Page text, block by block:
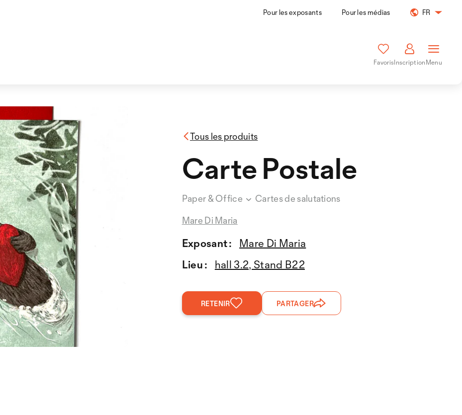
Pour les exposants Pour les médias FR
FavorisInscriptionMenu
Tous les produits
Carte Postale
Paper & Office
Cartes de salutations
Mare Di Maria
Exposant :
Mare Di Maria
Lieu :
hall 3.2, Stand B22
RETENIR PARTAGER